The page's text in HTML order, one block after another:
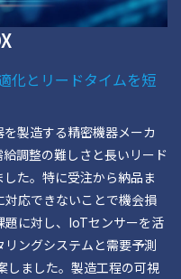
化とリードタイムを短
製造する精密機器メーカ
調整の難しさと長いリード
た。特に受注から納品ま
応できないことで機会損
題に対し、IoTセンサーを活
ングシステムと需要予測
しました。製造工程の可視